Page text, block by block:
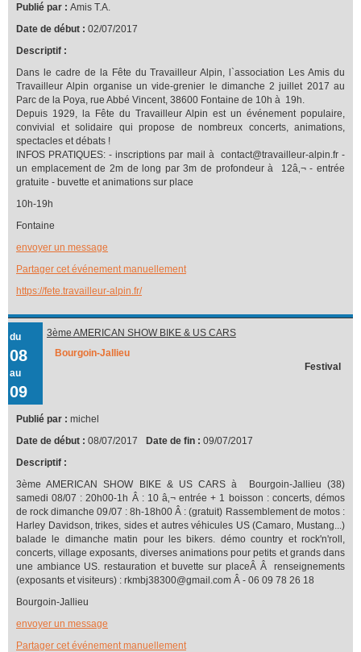
Publié par : Amis T.A.
Date de début : 02/07/2017
Descriptif :
Dans le cadre de la Fête du Travailleur Alpin, l`association Les Amis du
Travailleur Alpin organise un vide-grenier le dimanche 2 juillet 2017 au
Parc de la Poya, rue Abbé Vincent, 38600 Fontaine de 10h à 19h.
Depuis 1929, la Fête du Travailleur Alpin est un événement populaire,
convivial et solidaire qui propose de nombreux concerts, animations,
spectacles et débats !
INFOS PRATIQUES: - inscriptions par mail à contact@travailleur-alpin.fr -
un emplacement de 2m de long par 3m de profondeur à 12â‚¬ - entrée
gratuite - buvette et animations sur place
10h-19h
Fontaine
envoyer un message
Partager cet événement manuellement
https://fete.travailleur-alpin.fr/
du
08
au
09
3ème AMERICAN SHOW BIKE & US CARS
Bourgoin-Jallieu
Festival
Publié par : michel
Date de début : 08/07/2017 Date de fin : 09/07/2017
Descriptif :
3ème AMERICAN SHOW BIKE & US CARS à Bourgoin-Jallieu (38)
samedi 08/07 : 20h00-1h Â : 10 â‚¬ entrée + 1 boisson : concerts, démos
de rock dimanche 09/07 : 8h-18h00 Â : (gratuit) Rassemblement de motos :
Harley Davidson, trikes, sides et autres véhicules US (Camaro, Mustang...)
balade le dimanche matin pour les bikers. démo country et rock'n'roll,
concerts, village exposants, diverses animations pour petits et grands dans
une ambiance US. restauration et buvette sur placeÂ Â renseignements
(exposants et visiteurs) : rkmbj38300@gmail.com Â - 06 09 78 26 18
Bourgoin-Jallieu
envoyer un message
Partager cet événement manuellement